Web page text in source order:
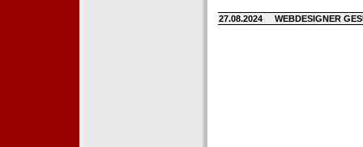
27.08.2024 WEBDESIGNER